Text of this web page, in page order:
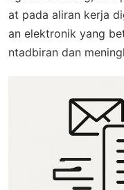
at pada aliran kerja
an elektronik yang
ntadbiran dan